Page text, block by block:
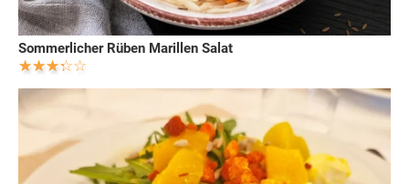
Sommerlicher Rüben Marillen Salat